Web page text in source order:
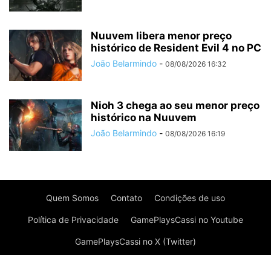
Nuuvem libera menor preço
histórico de Resident Evil 4 no PC
João Belarmindo - 08/08/2026 16:32
Nioh 3 chega ao seu menor preço
histórico na Nuuvem
João Belarmindo - 08/08/2026 16:19
Quem Somos Contato Condições de uso
Política de Privacidade GamePlaysCassi no Youtube
GamePlaysCassi no X (Twitter)